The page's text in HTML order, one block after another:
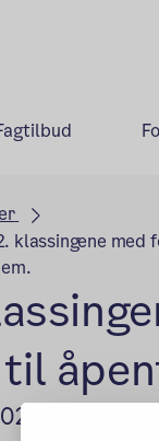
klassingene
til